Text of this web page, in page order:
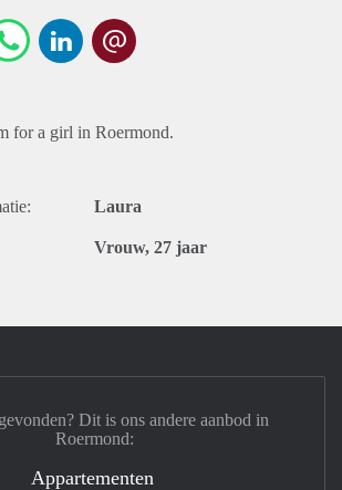
for a girl in Roermond.
Laura
Vrouw, 27 jaar
Dit is ons andere aanbod in
Roermond:
Appartementen